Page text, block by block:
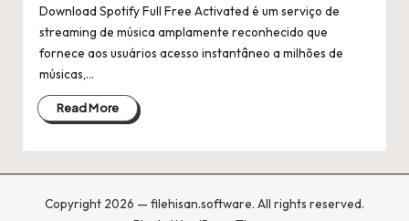
Download Spotify Full Free Activated é um serviço de
streaming de música amplamente reconhecido que
fornece aos usuários acesso instantâneo a milhões de
músicas,…
Read More
Copyright 2026 — filehisan.software. All rights reserved.